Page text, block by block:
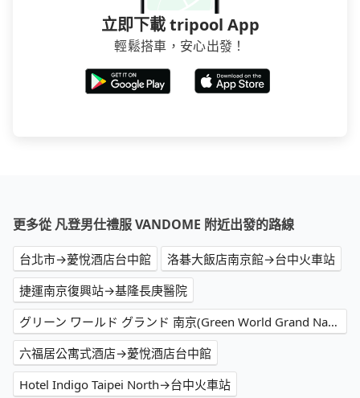
立即下載 tripool App
輕鬆搭車，安心出發！
更多從 凡登男仕禮服 VANDOME 附近出發的路線
台北市→薆悅酒店台中館
洛碁大飯店南京館→台中火車站
捷運南京復興站→基隆長庚醫院
グリーン ワールド グランド 南京(Green World Grand NanJing)→台中駅
六福居公寓式酒店→薆悅酒店台中館
Hotel Indigo Taipei North→台中火車站